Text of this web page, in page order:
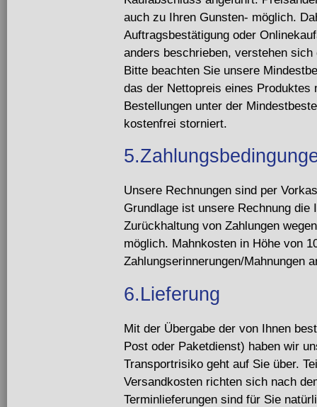
auch zu Ihren Gunsten- möglich.
Auftragsbestätigung oder
anders beschrieben, verstehen
Bitte beachten Sie unsere
das der Nettopreis eines Produktes
Bestellungen unter der
kostenfrei storniert.
Unsere Rechnungen sind per
Grundlage ist unsere Rechnung die
Zurückhaltung von Zahlungen
möglich. Mahnkosten in Höhe von
Zahlungserinnerungen/Mahnungen
6.Lieferung
Mit der Übergabe der von Ihnen
Post oder Paketdienst) haben wir
Transportrisiko geht auf Sie über.
Versandkosten richten sich nach
Terminlieferungen sind für Sie